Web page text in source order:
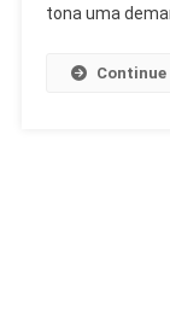
tona uma
Continue